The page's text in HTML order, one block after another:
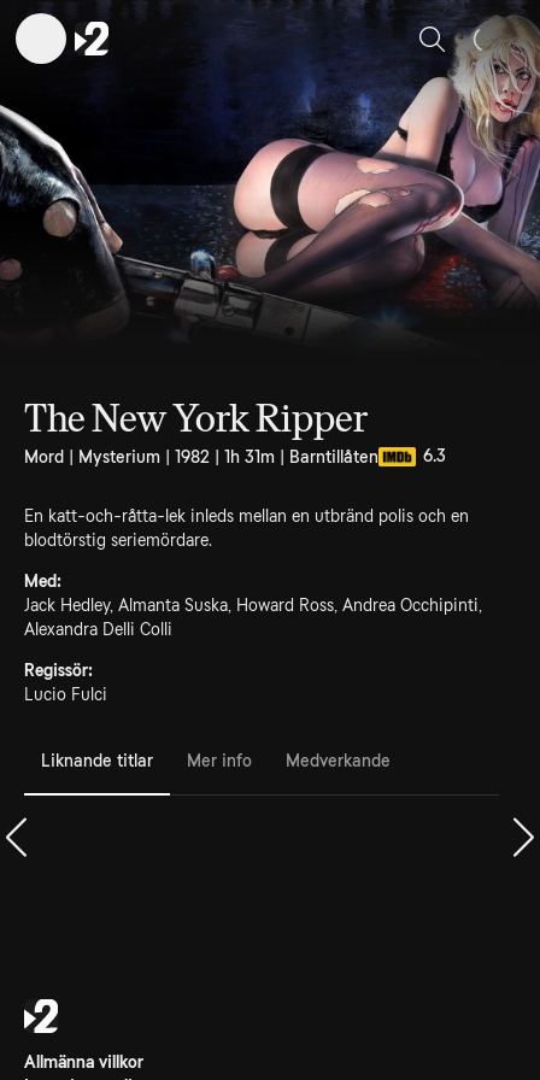
Sök
The New York Ripper
Mord | Mysterium | 1982 | 1h 31m | Barntillåten 6.3
En katt-och-råtta-lek inleds mellan en utbränd polis och en
blodtörstig seriemördare.
Med:
Jack Hedley, Almanta Suska, Howard Ross, Andrea Occhipinti,
Alexandra Delli Colli
Regissör:
Lucio Fulci
Liknande titlar Mer info Medverkande
Allmänna villkor